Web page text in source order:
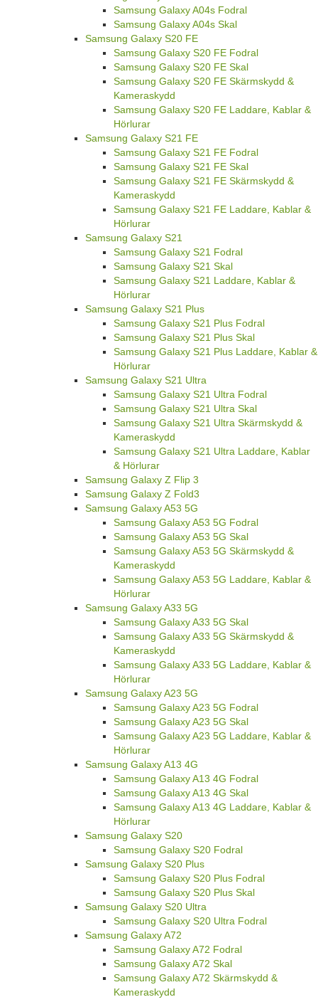
Samsung Galaxy A04s Fodral
Samsung Galaxy A04s Skal
Samsung Galaxy S20 FE
Samsung Galaxy S20 FE Fodral
Samsung Galaxy S20 FE Skal
Samsung Galaxy S20 FE Skärmskydd &
Kameraskydd
Samsung Galaxy S20 FE Laddare, Kablar &
Hörlurar
Samsung Galaxy S21 FE
Samsung Galaxy S21 FE Fodral
Samsung Galaxy S21 FE Skal
Samsung Galaxy S21 FE Skärmskydd &
Kameraskydd
Samsung Galaxy S21 FE Laddare, Kablar &
Hörlurar
Samsung Galaxy S21
Samsung Galaxy S21 Fodral
Samsung Galaxy S21 Skal
Samsung Galaxy S21 Laddare, Kablar &
Hörlurar
Samsung Galaxy S21 Plus
Samsung Galaxy S21 Plus Fodral
Samsung Galaxy S21 Plus Skal
Samsung Galaxy S21 Plus Laddare, Kablar &
Hörlurar
Samsung Galaxy S21 Ultra
Samsung Galaxy S21 Ultra Fodral
Samsung Galaxy S21 Ultra Skal
Samsung Galaxy S21 Ultra Skärmskydd &
Kameraskydd
Samsung Galaxy S21 Ultra Laddare, Kablar
& Hörlurar
Samsung Galaxy Z Flip 3
Samsung Galaxy Z Fold3
Samsung Galaxy A53 5G
Samsung Galaxy A53 5G Fodral
Samsung Galaxy A53 5G Skal
Samsung Galaxy A53 5G Skärmskydd &
Kameraskydd
Samsung Galaxy A53 5G Laddare, Kablar &
Hörlurar
Samsung Galaxy A33 5G
Samsung Galaxy A33 5G Skal
Samsung Galaxy A33 5G Skärmskydd &
Kameraskydd
Samsung Galaxy A33 5G Laddare, Kablar &
Hörlurar
Samsung Galaxy A23 5G
Samsung Galaxy A23 5G Fodral
Samsung Galaxy A23 5G Skal
Samsung Galaxy A23 5G Laddare, Kablar &
Hörlurar
Samsung Galaxy A13 4G
Samsung Galaxy A13 4G Fodral
Samsung Galaxy A13 4G Skal
Samsung Galaxy A13 4G Laddare, Kablar &
Hörlurar
Samsung Galaxy S20
Samsung Galaxy S20 Fodral
Samsung Galaxy S20 Plus
Samsung Galaxy S20 Plus Fodral
Samsung Galaxy S20 Plus Skal
Samsung Galaxy S20 Ultra
Samsung Galaxy S20 Ultra Fodral
Samsung Galaxy A72
Samsung Galaxy A72 Fodral
Samsung Galaxy A72 Skal
Samsung Galaxy A72 Skärmskydd &
Kameraskydd